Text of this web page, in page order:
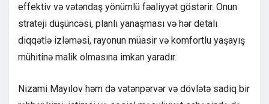
effektiv və vətəndaş yönümlü fəaliyyət göstərir. Onun
strateji düşüncəsi, planlı yanaşması və hər detalı
diqqətlə izləməsi, rayonun müasir və komfortlu yaşayış
mühitinə malik olmasına imkan yaradır.
Nizami Mayılov həm də vətənpərvər və dövlətə sadiq bir